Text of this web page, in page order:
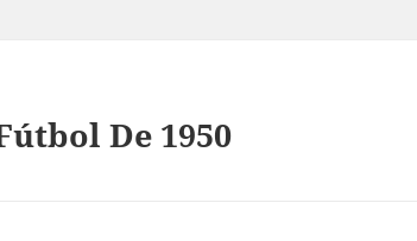
De 1950